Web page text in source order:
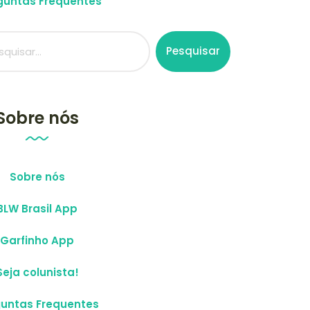
Pesquisar
nós
Sobre nós
Brasil App
Garfinho App
colunista!
Frequentes